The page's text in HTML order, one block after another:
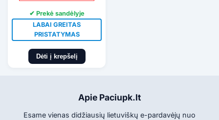
✔ Prekė sandėlyje
LABAI GREITAS
PRISTATYMAS
Dėti į krepšelį
Apie Paciupk.lt
Esame vienas didžiausių lietuviškų e-pardavėjų nuo